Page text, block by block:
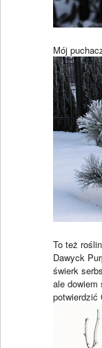
Mój
To też
Dawyck
świerk
ale dowiem
potwierdzić